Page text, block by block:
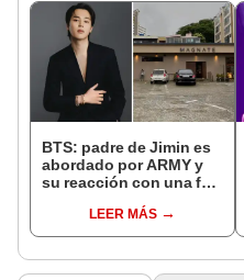
BTS: padre de Jimin es
abordado por ARMY y
su reacción con una fan
LEER MÁS